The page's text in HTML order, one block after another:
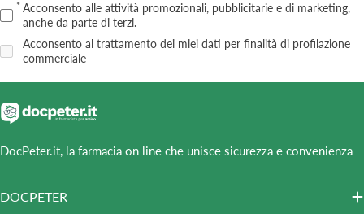
Acconsento alle attività promozionali, pubblicitarie e di marketing,
anche da parte di terzi.
Acconsento al trattamento dei miei dati per finalità di profilazione
commerciale
DocPeter.it, la farmacia on line che unisce sicurezza e convenienza
DOCPETER